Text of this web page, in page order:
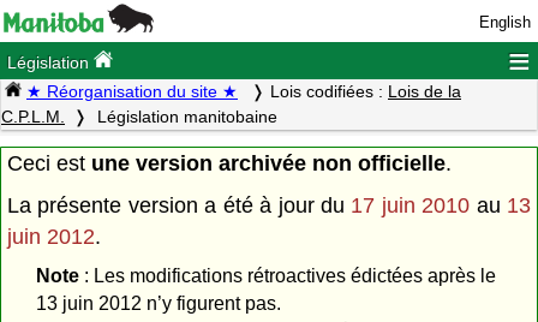
English
Législation ≡
★ Réorganisation du site ★ Lois codifiées : Lois de la
C.P.L.M.
Législation manitobaine
Ceci est une version archivée non officielle.
La présente version a été à jour du 17 juin 2010 au 13
juin 2012.
Note: Les modifications rétroactives édictées après le
13 juin 2012 n’y figurent pas.